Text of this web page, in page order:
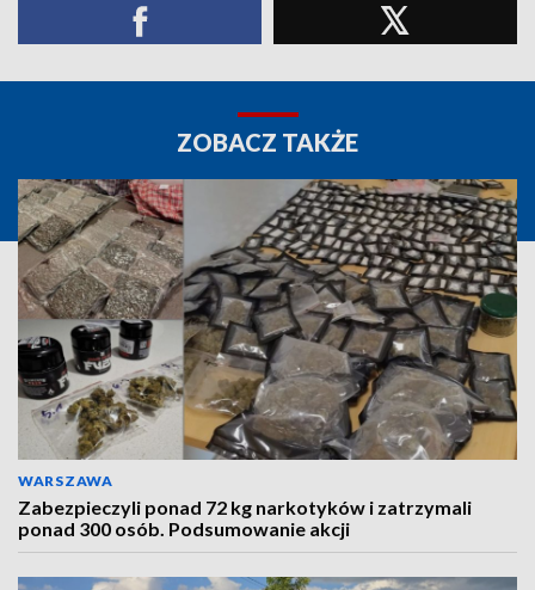
ZOBACZ TAKŻE
WARSZAWA
Zabezpieczyli ponad 72 kg narkotyków i zatrzymali
ponad 300 osób. Podsumowanie akcji